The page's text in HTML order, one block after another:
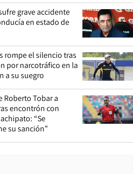
grave accidente
en estado de
rompe el silencio tras
por narcotráfico en la
a su suegro
Roberto Tobar a
encontrón con
“Se
su sanción”